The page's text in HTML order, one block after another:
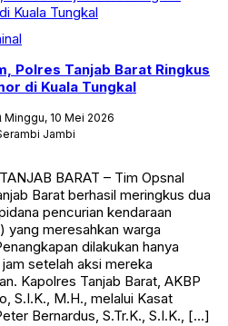
Polres Tanjab Barat Ringkus
di Kuala Tungkal
Minggu, 10 Mei 2026
Jambi
BARAT – Tim Opsnal
Barat berhasil meringkus dua
pencurian kendaraan
yang meresahkan warga
dilakukan hanya
setelah aksi mereka
Kapolres Tanjab Barat, AKBP
S.I.K., M.H., melalui Kasat
Bernardus, S.Tr.K., S.I.K., […]